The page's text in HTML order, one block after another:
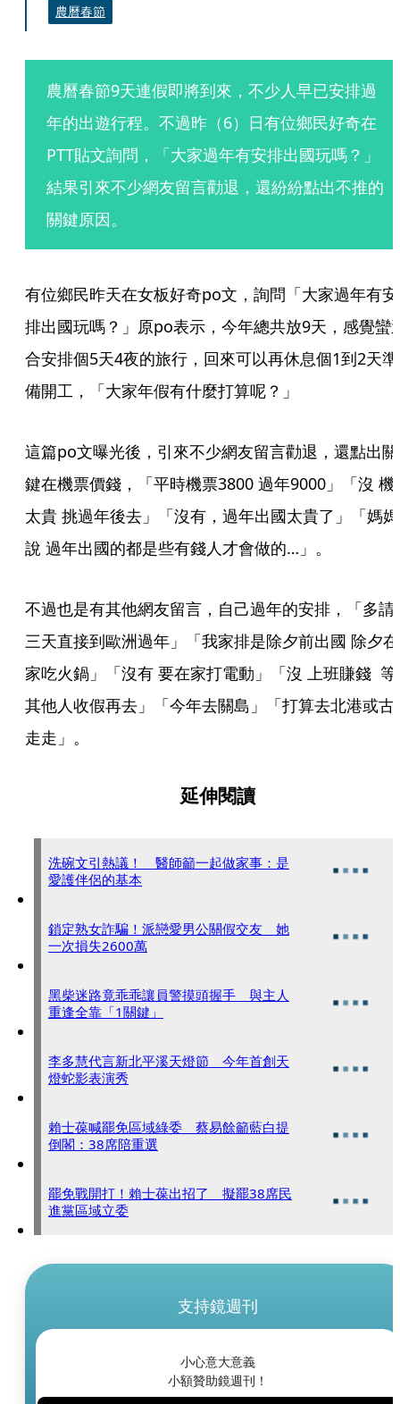
農曆春節
農曆春節9天連假即將到來，不少人早已安排過
年的出遊行程。不過昨（6）日有位鄉民好奇在
PTT貼文詢問，「大家過年有安排出國玩嗎？」
結果引來不少網友留言勸退，還紛紛點出不推的
關鍵原因。
有位鄉民昨天在女板好奇po文，詢問「大家過年有安
排出國玩嗎？」原po表示，今年總共放9天，感覺蠻
合安排個5天4夜的旅行，回來可以再休息個1到2天準
備開工，「大家年假有什麼打算呢？」
這篇po文曝光後，引來不少網友留言勸退，還點出關
鍵在機票價錢，「平時機票3800 過年9000」「沒 機
太貴 挑過年後去」「沒有，過年出國太貴了」「媽媽
說 過年出國的都是些有錢人才會做的…」。
不過也是有其他網友留言，自己過年的安排，「多請
三天直接到歐洲過年」「我家排是除夕前出國 除夕在
家吃火鍋」「沒有 要在家打電動」「沒 上班賺錢  等
其他人收假再去」「今年去關島」「打算去北港或古
走走」。
延伸閱讀
洗碗文引熱議！ 醫師籲一起做家事：是
愛護伴侶的基本
鎖定熟女詐騙！派戀愛男公關假交友 她
一次損失2600萬
黑柴迷路竟乖乖讓員警摸頭握手 與主人
重逢全靠「1關鍵」
李多慧代言新北平溪天燈節 今年首創天
燈蛇影表演秀
賴士葆喊罷免區域綠委 蔡易餘籲藍白提
倒閣：38席陪重選
罷免戰開打！賴士葆出招了 擬罷38席民
進黨區域立委
支持鏡週刊
小心意大意義
小額贊助鏡週刊！